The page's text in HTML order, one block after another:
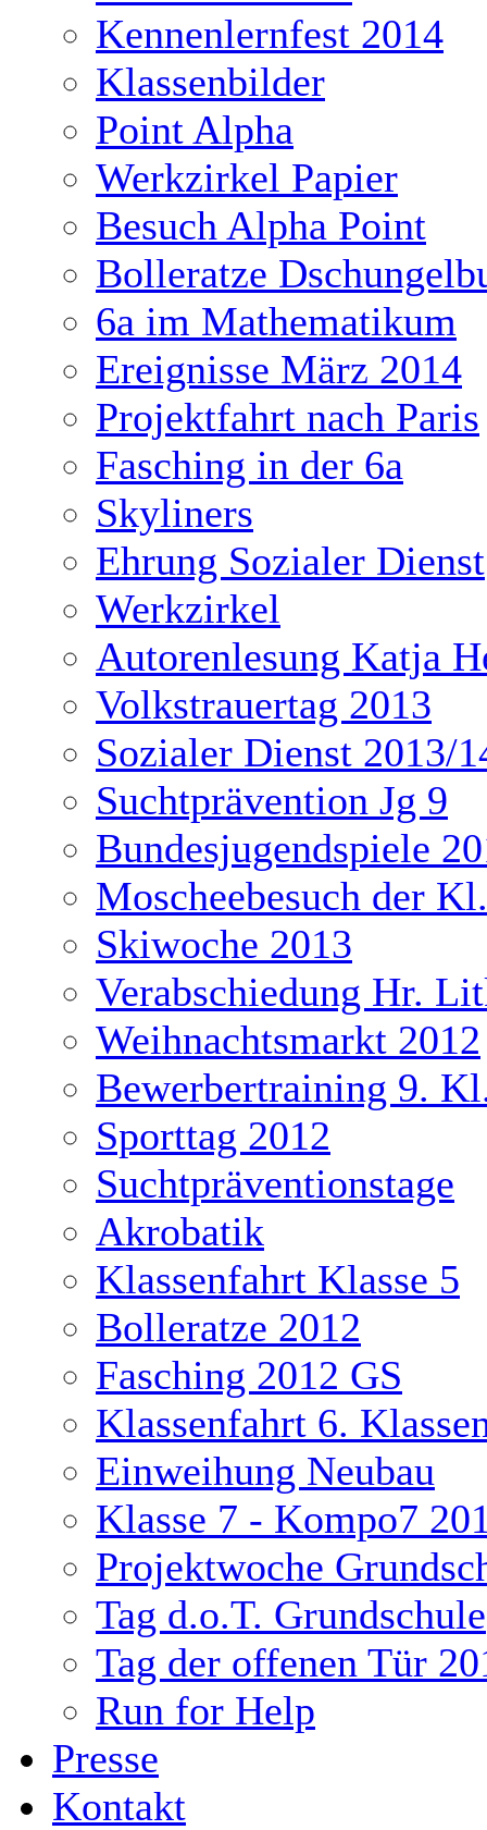
Kennenlernfest 2014
Klassenbilder
Point Alpha
Werkzirkel Papier
Besuch Alpha Point
Bolleratze
6a im Mathematikum
Ereignisse März 2014
Projektfahrt nach Paris
Fasching in der 6a
Skyliners
Ehrung Sozialer Dienst
Werkzirkel
Autorenlesung Katja
Volkstrauertag 2013
Sozialer Dienst 2013/
Suchtprävention Jg 9
Bundesjugendspiele
Moscheebesuch der
Skiwoche 2013
Verabschiedung Hr.
Weihnachtsmarkt 2012
Bewerbertraining 9.
Sporttag 2012
Suchtpräventionstage
Akrobatik
Klassenfahrt Klasse 5
Bolleratze 2012
Fasching 2012 GS
Klassenfahrt 6.
Einweihung Neubau
Klasse 7 - Kompo7
Projektwoche
Tag d.o.T. Grundschule
Tag der offenen Tür
Run for Help
Presse
Kontakt